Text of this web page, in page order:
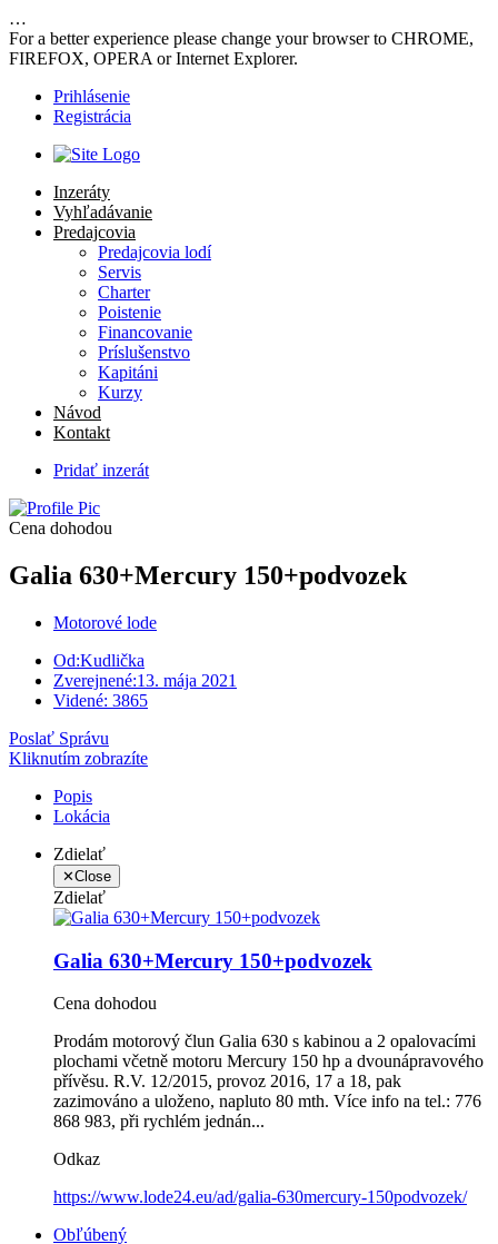
…
For a better experience please change your browser to CHROME,
FIREFOX, OPERA or Internet Explorer.
Prihlásenie
Registrácia
Inzeráty
Vyhľadávanie
Predajcovia
Predajcovia lodí
Servis
Charter
Poistenie
Financovanie
Príslušenstvo
Kapitáni
Kurzy
Návod
Kontakt
Pridať inzerát
Cena dohodou
Galia 630+Mercury 150+podvozek
Motorové lode
Od:Kudlička
Zverejnené:13. mája 2021
Videné: 3865
Poslať Správu
Kliknutím zobrazíte
Popis
Lokácia
Zdielať
✕Close
Zdielať
Galia 630+Mercury 150+podvozek
Cena dohodou
Prodám motorový člun Galia 630 s kabinou a 2 opalovacími
plochami včetně motoru Mercury 150 hp a dvounápravového
přívěsu. R.V. 12/2015, provoz 2016, 17 a 18, pak
zazimováno a uloženo, napluto 80 mth. Více info na tel.: 776
868 983, při rychlém jednán...
Odkaz
https://www.lode24.eu/ad/galia-630mercury-150podvozek/
Obľúbený